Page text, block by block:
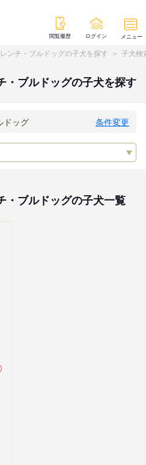
閲覧履歴 ログイン メニュー
ンチ・ブルドッグの子犬を探す 子犬検
・ブルドッグの子犬を探す
条件変更
・ブルドッグの子犬一覧